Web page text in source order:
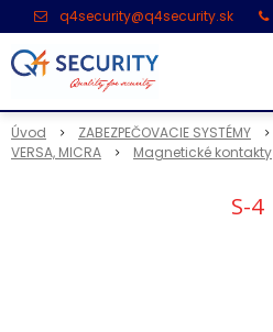
q4security@q4security.sk
Úvod ZABEZPEČOVACIE SYSTÉMY
VERSA, MICRA
Magnetické kontakty
S-4